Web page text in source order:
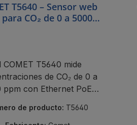
T5640 – Sensor web
para CO₂ de 0 a 5000
COMET T5640 mide
de CO₂ de 0 a
ppm con Ethernet PoE,
sensor NDIR.
de producto: T5640